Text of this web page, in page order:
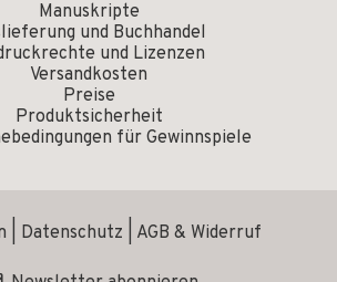
Manuskripte
und Buchhandel
und Lizenzen
Versandkosten
Preise
Produktsicherheit
für Gewinnspiele
Datenschutz AGB & Widerruf